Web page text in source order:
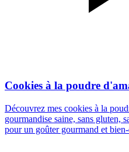
Cookies à la poudre
Découvrez mes cookies à la
gourmandise saine, sans gluten,
pour un goûter gourmand et bien-